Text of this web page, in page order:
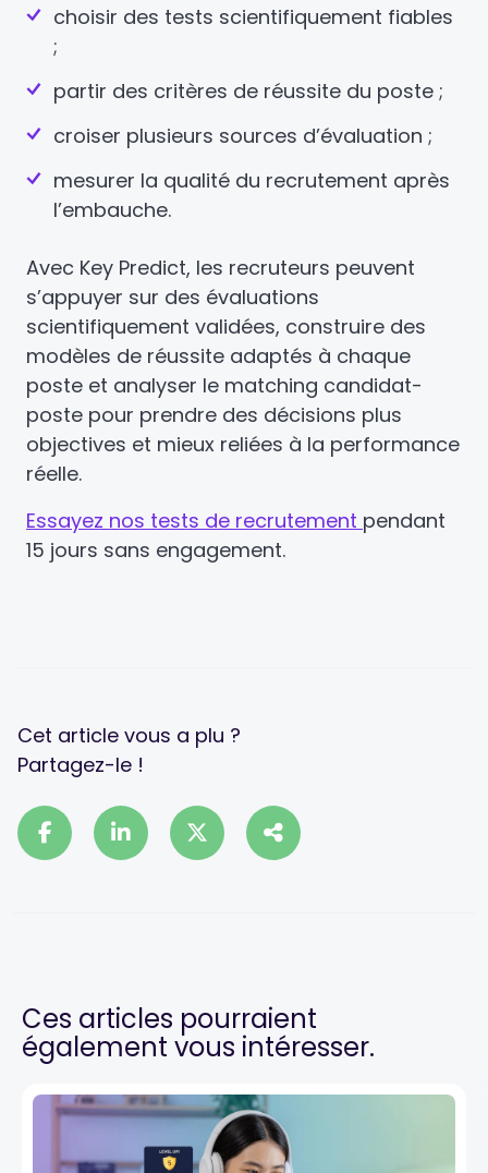
choisir des tests scientifiquement fiables
;
partir des critères de réussite du poste ;
croiser plusieurs sources d’évaluation ;
mesurer la qualité du recrutement après
l’embauche.
Avec Key Predict, les recruteurs peuvent
s’appuyer sur des évaluations
scientifiquement validées, construire des
modèles de réussite adaptés à chaque
poste et analyser le matching candidat-
poste pour prendre des décisions plus
objectives et mieux reliées à la performance
réelle.
Essayez nos tests de recrutement pendant
15 jours sans engagement.
Cet article vous a plu ?
Partagez-le !
Ces articles pourraient
également vous intéresser.